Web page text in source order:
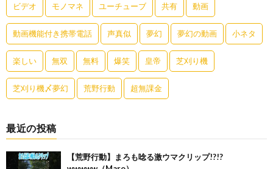
ビデオ モノマネ ユーチューブ 共有 動画
動画機能付き携帯電話 声真似 夢幻 夢幻の動画 小ネタ
楽しい 無双 無料 爆笑 皇帝 芝刈り機
芝刈り機〆夢幻 荒野行動 超無課金
最近の投稿
【荒野行動】まろも唸る激ウマクリップ!?!?